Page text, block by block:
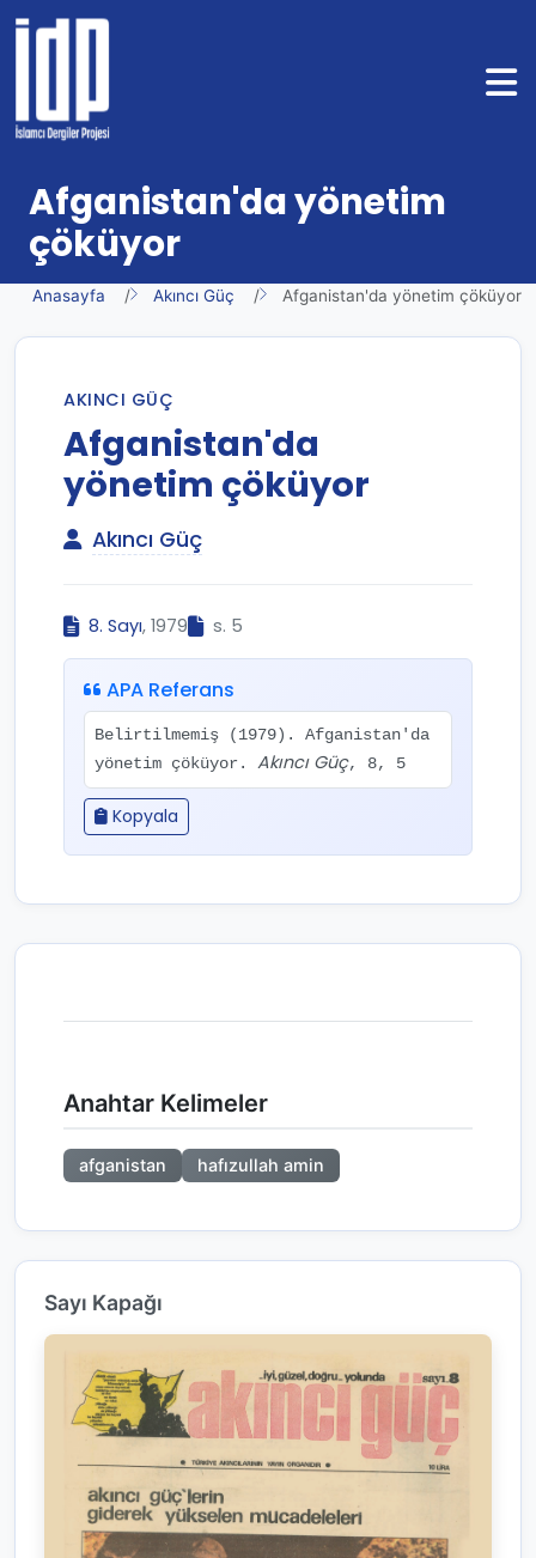
Afganistan'da yönetim
çöküyor
Anasayfa Akıncı Güç Afganistan'da yönetim çöküyor
AKINCI GÜÇ
Afganistan'da
yönetim çöküyor
Akıncı Güç
8. Sayı, 1979 s. 5
APA Referans
Belirtilmemiş (1979). Afganistan'da
yönetim çöküyor. Akıncı Güç, 8, 5
Kopyala
Anahtar Kelimeler
afganistan hafızullah amin
Sayı Kapağı